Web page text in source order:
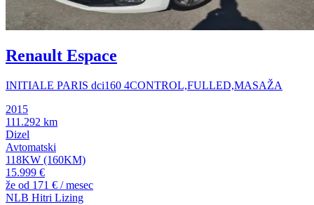
Renault Espace
INITIALE PARIS dci160 4CONTROL,FULLED,MASAŽA
2015
111.292 km
Dizel
Avtomatski
118KW (160KM)
15.999 €
že od 171 € / mesec
NLB Hitri Lizing